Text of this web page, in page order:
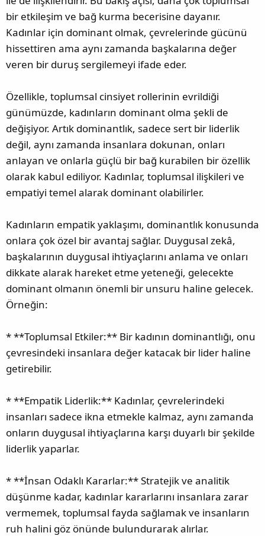
bir etkileşim ve bağ kurma becerisine dayanır.
Kadınlar için dominant olmak, çevrelerinde gücünü
hissettiren ama aynı zamanda başkalarına değer
veren bir duruş sergilemeyi ifade eder.
Özellikle, toplumsal cinsiyet rollerinin evrildiği
günümüzde, kadınların dominant olma şekli de
değişiyor. Artık dominantlık, sadece sert bir liderlik
değil, aynı zamanda insanlara dokunan, onları
anlayan ve onlarla güçlü bir bağ kurabilen bir özellik
olarak kabul ediliyor. Kadınlar, toplumsal ilişkileri ve
empatiyi temel alarak dominant olabilirler.
Kadınların empatik yaklaşımı, dominantlık konusunda
onlara çok özel bir avantaj sağlar. Duygusal zekâ,
başkalarının duygusal ihtiyaçlarını anlama ve onları
dikkate alarak hareket etme yeteneği, gelecekte
dominant olmanın önemli bir unsuru haline gelecek.
Örneğin:
* **Toplumsal Etkiler:** Bir kadının dominantlığı, onu
çevresindeki insanlara değer katacak bir lider haline
getirebilir.
* **Empatik Liderlik:** Kadınlar, çevrelerindeki
insanları sadece ikna etmekle kalmaz, aynı zamanda
onların duygusal ihtiyaçlarına karşı duyarlı bir şekilde
liderlik yaparlar.
* **İnsan Odaklı Kararlar:** Stratejik ve analitik
düşünme kadar, kadınlar kararlarını insanlara zarar
vermemek, toplumsal fayda sağlamak ve insanların
ruh halini göz önünde bulundurarak alırlar.